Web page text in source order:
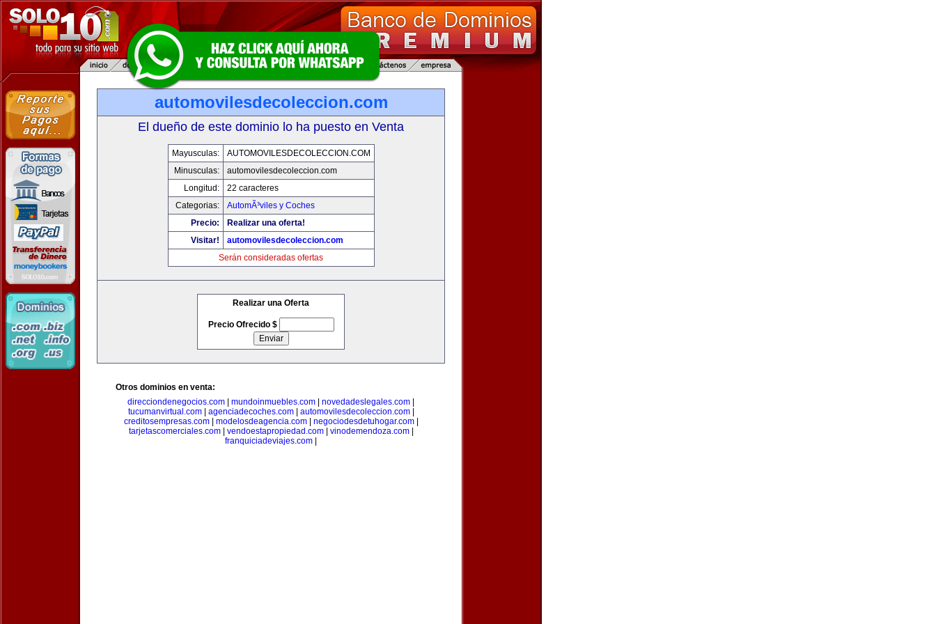
automovilesdecoleccion.com
El dueño de este dominio lo ha puesto en Venta
Mayusculas:
AUTOMOVILESDECOLECCION.COM
Minusculas:
automovilesdecoleccion.com
Longitud:
22 caracteres
Categorias:
AutomÃ³viles y Coches
Precio:
Realizar una oferta!
Visitar!
automovilesdecoleccion.com
Serán consideradas ofertas
Realizar una Oferta
Precio Ofrecido $
Otros dominios en venta:
direcciondenegocios.com
mundoinmuebles.com novedadeslegales.com
tucumanvirtual.com| agenciadecoches.com| automovilesdecoleccion.com|
creditosempresas.com| modelosdeagencia.com| negociodesdetuhogar.com|
tarjetascomerciales.com| vendoestapropiedad.com| vinodemendoza.com|
franquiciadeviajes.com